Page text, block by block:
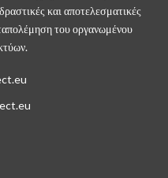
και αποτελεσματικές
του οργανωμένου